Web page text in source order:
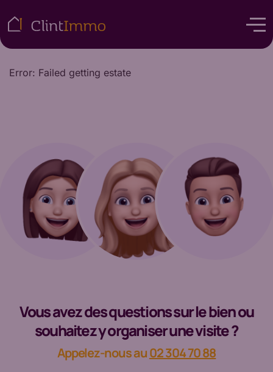
Error: Failed getting estate
Vous avez des questions sur le bien ou
souhaitez y organiser une visite ?
Appelez-nous au02 304 70 88